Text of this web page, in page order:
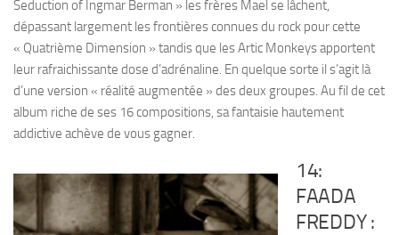
Seduction of Ingmar Berman » les frères Mael se lâchent,
dépassant largement les frontières connues du rock pour cette
« Quatrième Dimension » tandis que les Artic Monkeys apportent
leur rafraichissante dose d’adrénaline. En quelque sorte il s’agit là
d’une version « réalité augmentée » des deux groupes. Au fil de cet
album riche de ses 16 compositions, sa fantaisie hautement
addictive achève de vous gagner.
14:
FAADA
FREDDY :